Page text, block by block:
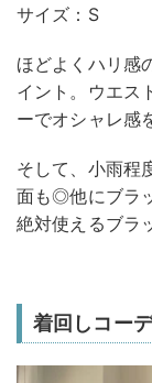
サイズ：S
ほどよくハリ感
イント。ウエス
ーでオシャレ感
そして、小雨程
面も◎他にブラ
絶対使えるブラ
着回しコー